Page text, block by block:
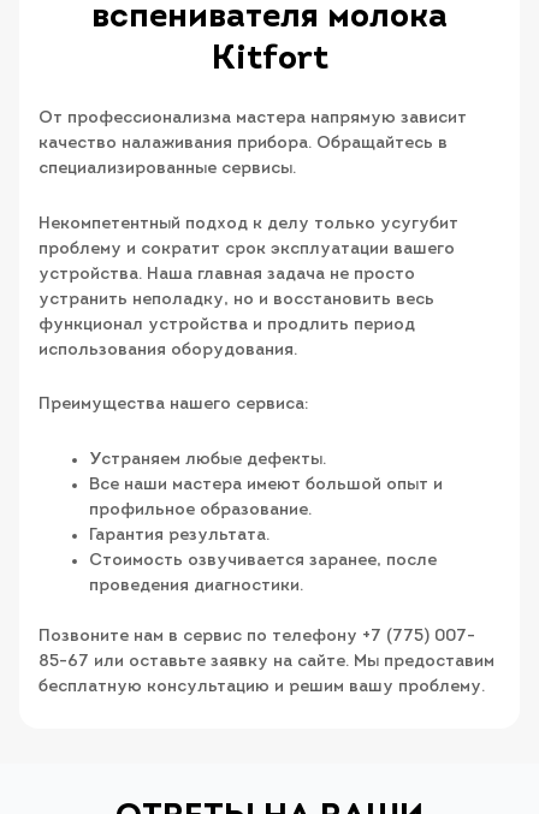
вспенивателя молока
Kitfort
От профессионализма мастера напрямую зависит
качество налаживания прибора. Обращайтесь в
специализированные сервисы.
Некомпетентный подход к делу только усугубит
проблему и сократит срок эксплуатации вашего
устройства. Наша главная задача не просто
устранить неполадку, но и восстановить весь
функционал устройства и продлить период
использования оборудования.
Преимущества нашего сервиса:
Устраняем любые дефекты.
Все наши мастера имеют большой опыт и
профильное образование.
Гарантия результата.
Стоимость озвучивается заранее, после
проведения диагностики.
Позвоните нам в сервис по телефону +7 (775) 007-
85-67 или оставьте заявку на сайте. Мы предоставим
бесплатную консультацию и решим вашу проблему.